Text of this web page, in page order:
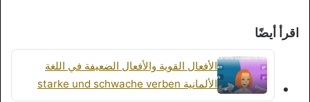
اقرأ أيضًا
الأفعال القوية والأفعال الضعيفة في اللغة
الألمانية starke und schwache verben